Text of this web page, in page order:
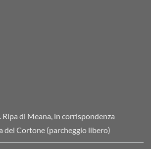
di Meana, in corrispondenza
del Cortone (parcheggio libero)